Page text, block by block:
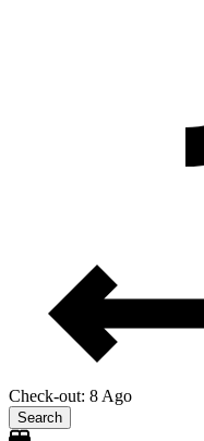
Check-out: 8 Ago
Search